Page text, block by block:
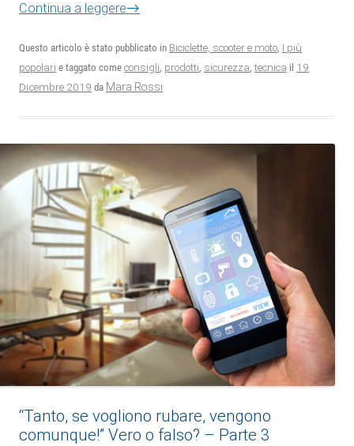
Continua a leggere→
Questo articolo è stato pubblicato in Biciclette, scooter e moto, I più
popolari e taggato come consigli, prodotti, sicurezza, tecnica il 19
Dicembre 2019 da Mara Rossi
“Tanto, se vogliono rubare, vengono
comunque!” Vero o falso? – Parte 3